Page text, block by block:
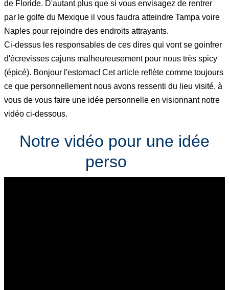
de Floride. D'autant plus que si vous envisagez de rentrer
par le golfe du Mexique il vous faudra atteindre Tampa voire
Naples pour rejoindre des endroits attrayants.
Ci-dessus les responsables de ces dires qui vont se goinfrer
d'écrevisses cajuns malheureusement pour nous très spicy
(épicé). Bonjour l'estomac! Cet article reflète comme toujours
ce que personnellement nous avons ressenti du lieu visité, à
vous de vous faire une idée personnelle en visionnant notre
vidéo ci-dessous.
Notre vidéo pour une idée
perso